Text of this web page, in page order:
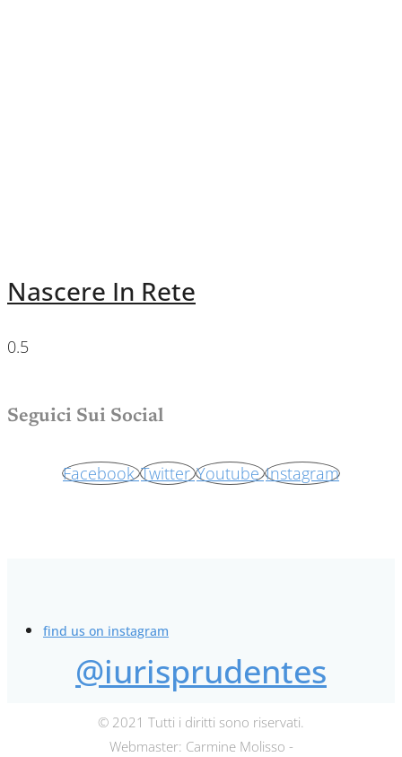
Nascere In Rete
Seguici Sui Social
Facebook Twitter Youtube Instagram
find us on instagram
@iurisprudentes
© 2021 Tutti i diritti sono riservati.
Webmaster: Carmine Molisso -